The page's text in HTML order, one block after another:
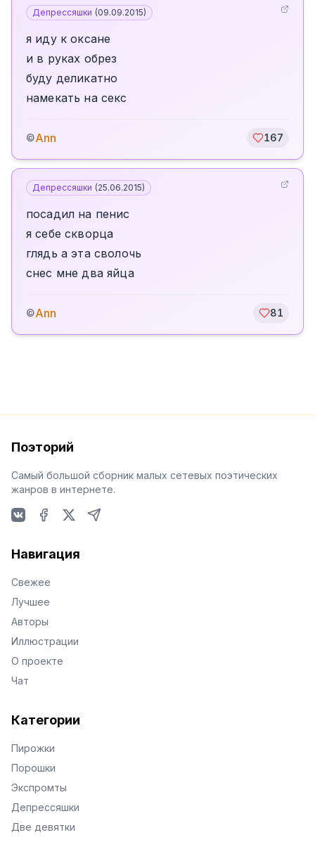
Депрессяшки (09.09.2015)
я иду к оксане
и в руках обрез
буду деликатно
намекать на секс
©Ann 167
Депрессяшки (25.06.2015)
посадил на пенис
я себе скворца
глядь а эта сволочь
снес мне два яйца
©Ann 81
Поэторий
Самый большой сборник малых сетевых поэтических
жанров в интернете.
Навигация
Свежее
Лучшее
Авторы
Иллюстрации
О проекте
Чат
Категории
Пирожки
Порошки
Экспромты
Депрессяшки
Две девятки